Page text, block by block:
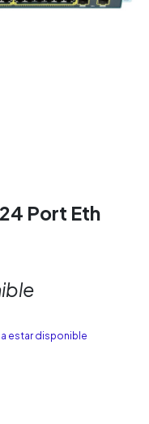
Port Eth
estar disponible